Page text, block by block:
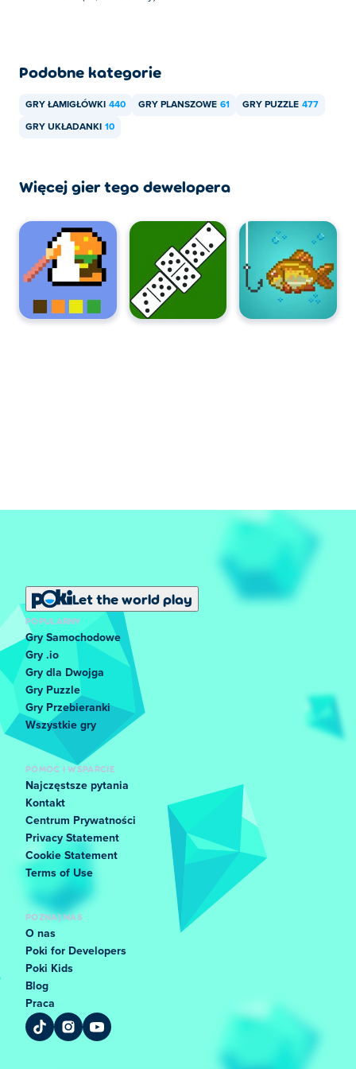
Podobne kategorie
GRY ŁAMIGŁÓWKI 440 GRY PLANSZOWE 61 GRY PUZZLE 477
GRY UKŁADANKI 10
Więcej gier tego dewelopera
Let the world play
POPULARNY
Gry Samochodowe
Gry .io
Gry dla Dwojga
Gry Puzzle
Gry Przebieranki
Wszystkie gry
POMOC I WSPARCIE
Najczęstsze pytania
Kontakt
Centrum Prywatności
Privacy Statement
Cookie Statement
Terms of Use
POZNAJ NAS
O nas
Poki for Developers
Poki Kids
Blog
Praca